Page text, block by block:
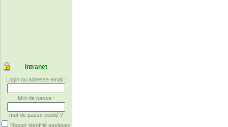
Intranet
Login ou adresse email :
Mot de passe :
mot de passe oublié ?
Rester identifié quelques